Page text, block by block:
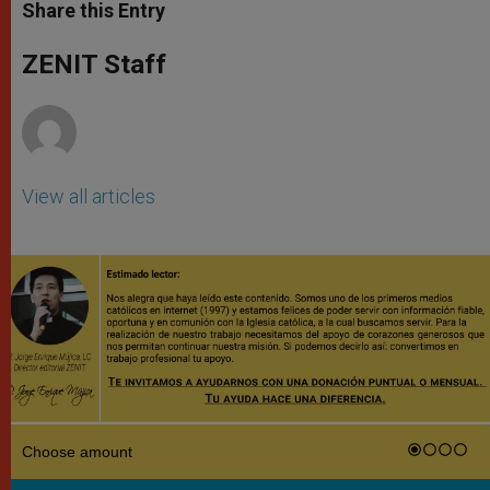
s
p
p
e
g
e
b
o
k
Share this Entry
ZENIT Staff
View all articles